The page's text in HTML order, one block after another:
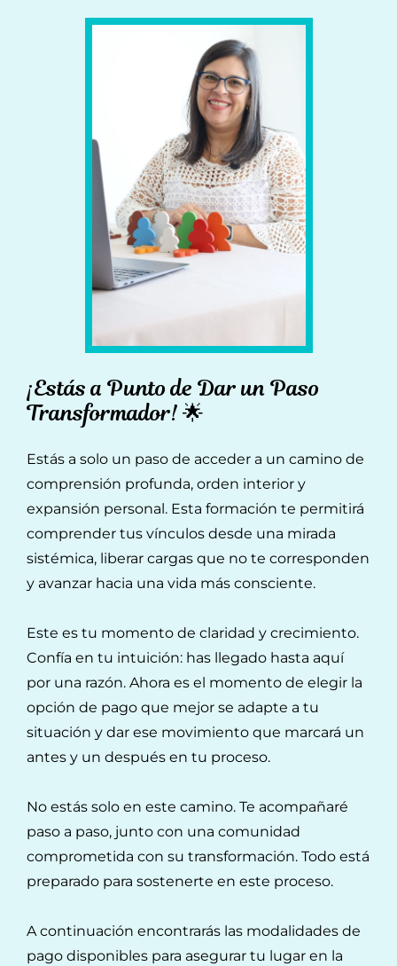
¡Estás a Punto de Dar un Paso
Transformador! 🌟
Estás a solo un paso de acceder a un camino de
comprensión profunda, orden interior y
expansión personal. Esta formación te permitirá
comprender tus vínculos desde una mirada
sistémica, liberar cargas que no te corresponden
y avanzar hacia una vida más consciente.
Este es tu momento de claridad y crecimiento.
Confía en tu intuición: has llegado hasta aquí
por una razón. Ahora es el momento de elegir la
opción de pago que mejor se adapte a tu
situación y dar ese movimiento que marcará un
antes y un después en tu proceso.
No estás solo en este camino. Te acompañaré
paso a paso, junto con una comunidad
comprometida con su transformación. Todo está
preparado para sostenerte en este proceso.
A continuación encontrarás las modalidades de
pago disponibles para asegurar tu lugar en la